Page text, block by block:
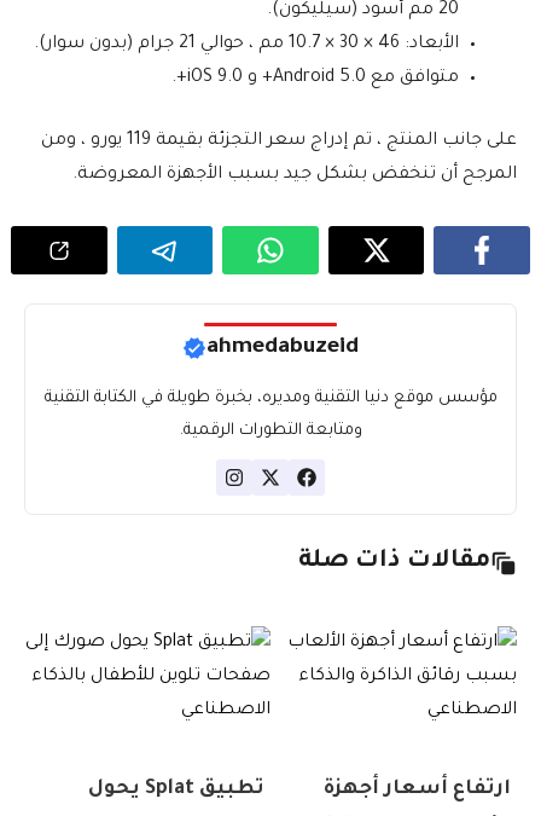
20 مم أسود (سيليكون).
الأبعاد: 46 × 30 × 10.7 مم ، حوالي 21 جرام (بدون سوار).
متوافق مع Android 5.0+ و iOS 9.0+.
على جانب المنتج ، تم إدراج سعر التجزئة بقيمة 119 يورو ، ومن
المرجح أن تنخفض بشكل جيد بسبب الأجهزة المعروضة.
ahmedabuzeid
مؤسس موقع دنيا التقنية ومديره، بخبرة طويلة في الكتابة التقنية
ومتابعة التطورات الرقمية.
مقالات ذات صلة
ارتفاع أسعار أجهزة
تطبيق Splat يحول